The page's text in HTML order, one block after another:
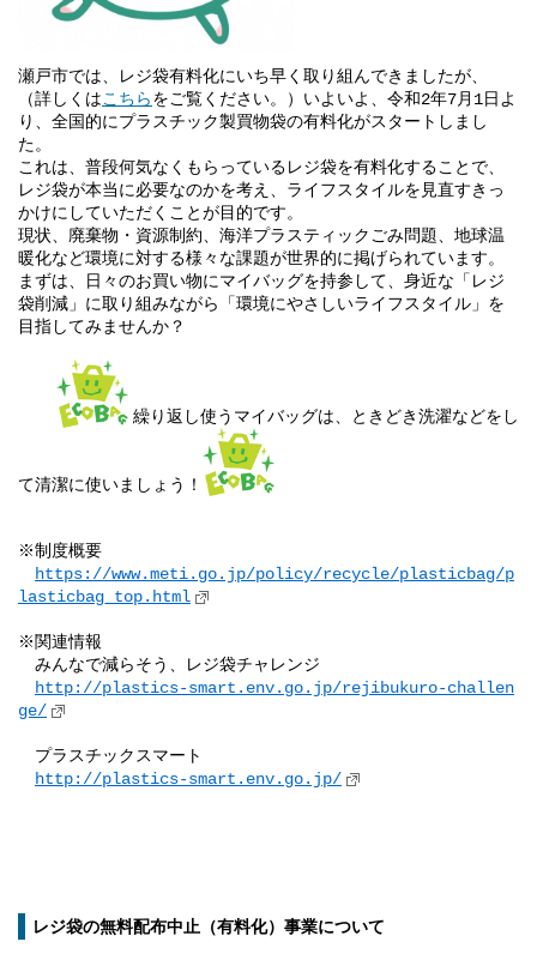
瀬戸市では、レジ袋有料化にいち早く取り組んできましたが、
（詳しくはこちらをご覧ください。）いよいよ、令和2年7月1日よ
り、全国的にプラスチック製買物袋の有料化がスタートしまし
た。
これは、普段何気なくもらっているレジ袋を有料化することで、
レジ袋が本当に必要なのかを考え、ライフスタイルを見直すきっ
かけにしていただくことが目的です。
現状、廃棄物・資源制約、海洋プラスティックごみ問題、地球温
暖化など環境に対する様々な課題が世界的に掲げられています。
まずは、日々のお買い物にマイバッグを持参して、身近な「レジ
袋削減」に取り組みながら「環境にやさしいライフスタイル」を
目指してみませんか？
繰り返し使うマイバッグは、ときどき洗濯などをし
て清潔に使いましょう！
※制度概要
https://www.meti.go.jp/policy/recycle/plasticbag/p
lasticbag_top.html
※関連情報
みんなで減らそう、レジ袋チャレンジ
http://plastics-smart.env.go.jp/rejibukuro-challen
ge/
プラスチックスマート
http://plastics-smart.env.go.jp/
レジ袋の無料配布中止（有料化）事業について